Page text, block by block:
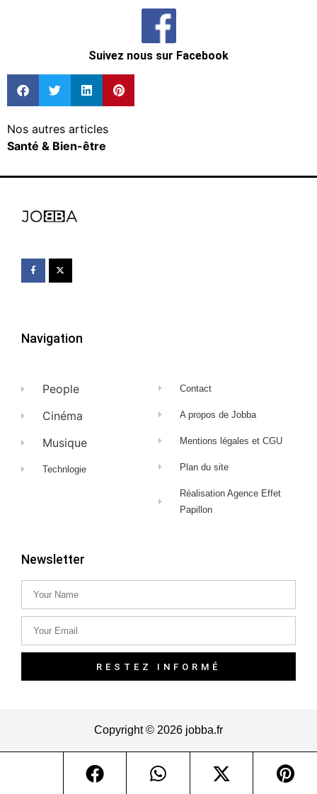
Suivez nous sur Facebook
Nos autres articles
Santé & Bien-être
Navigation
People
Cinéma
Musique
Technlogie
Contact
A propos de Jobba
Mentions légales et CGU
Plan du site
Réalisation Agence Effet
Papillon
Newsletter
RESTEZ INFORMÉ
Copyright © 2026 jobba.fr